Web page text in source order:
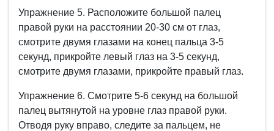
Упражнение 5. Расположите большой палец
правой руки на расстоянии 20-30 см от глаз,
смотрите двумя глазами на конец пальца 3-5
секунд, прикройте левый глаз на 3-5 секунд,
смотрите двумя глазами, прикройте правый глаз.
Упражнение 6. Смотрите 5-6 секунд на большой
палец вытянутой на уровне глаз правой руки.
Отводя руку вправо, следите за пальцем, не